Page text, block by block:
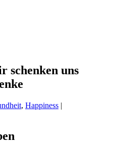
schenken uns
, Happiness |